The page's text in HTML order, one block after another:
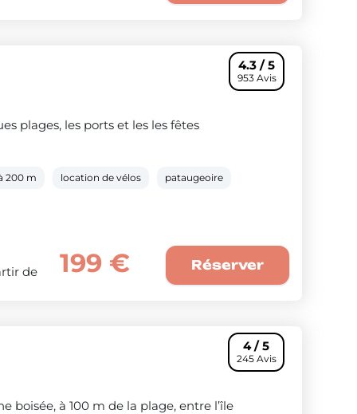
4.3 / 5
953 Avis
plages, les ports et les les fêtes
200 m location de vélos pataugeoire
de 199 € Réserver
4 / 5
245 Avis
boisée, à 100 m de la plage, entre l’île